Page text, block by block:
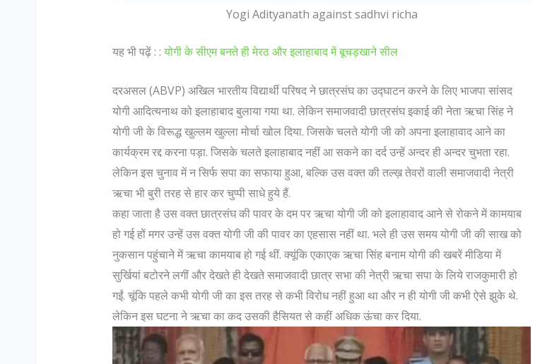
Yogi Adityanath against sadhvi richa
यह भी पढ़ें : : योगी के सीएम बनते ही मेरठ और इलाहाबाद में बूचड़खाने सील
दरअसल (ABVP) अखिल भारतीय विद्यार्थी परिषद ने छात्रसंघ का उद्घाटन करने के लिए भाजपा सांसद
योगी आदित्यनाथ को इलाहाबाद बुलाया गया था. लेकिन समाजवादी छात्रसंघ इकाई की नेता ऋचा सिंह ने
योगी जी के विरूद्ध खुल्लम खुल्ला मोर्चा खोल दिया. जिसके चलते योगी जी को अपना इलाहावाद आने का
कार्यक्रम रद्द करना पड़ा. जिसके चलते इलाहाबाद नहीं आ सकने का दर्द उन्हें अन्दर ही अन्दर चुभता रहा.
लेकिन इस चुनाव में न सिर्फ सपा का सफाया हुआ, बल्कि उस वक्त की तल्ख़ तेवरों वाली समाजवादी नेत्री
ऋचा भी बुरी तरह से हार कर चुप्पी साधे हुये हैं.
कहा जाता है उस वक्त छात्रसंघ की पावर के दम पर ऋचा योगी जी को इलाहावाद आने से रोकने में कामयाब
हो गई हों मगर उन्हें उस वक्त योगी जी की पावर का एहसास नहीं था. भले ही उस समय योगी जी की साख को
नुकसान पहुंचाने में ऋचा कामयाब हो गई थीं. क्यूंकि एकाएक ऋचा सिंह बनाम योगी की खबरें मीडिया में
सुर्खियां बटोरने लगीं और देखते ही देखते समाजवादी छात्र सभा की नेत्री ऋचा सपा के लिये राजकुमारी हो
गईं. चूंकि पहले कभी योगी जी का इस तरह से कभी विरोध नहीं हुआ था और न ही योगी जी कभी ऐसे झुके थे.
लेकिन इस घटना ने ऋचा का कद उसकी हैसियत से कहीं अधिक ऊंचा कर दिया.
मैं एक महिला मुस्लिम डॉक्टर भारत जैसे सहिष्णु देश में :
सोफिया रंगवाला
सोफिया रंगवाला : सहिष्णु देश में .. मैं एक मुस्लिम महिला
हूं और पेशे से डॉक्टर हूं। बंगलोर में मेरी एक हाइ एण्ड
लेजर स्किन क्लिनिक है। मेरा परिवार कुवैत में रहता है।
मैं भी कुवैत में पली बढ़ी हूं...
जानिए भारतीय सेना मे पद और उन के पदचिन्हों के बारे
में…
Col K D Pathak (Retd) के अनुसार "एक फ़ौजी का
रैंक कभी भी रिटायर नही होती, यह तो एक ऑफिसर होता
है जो रिटायर होता है"| इस पर आगे बढ़ते हुए Lt Gen P